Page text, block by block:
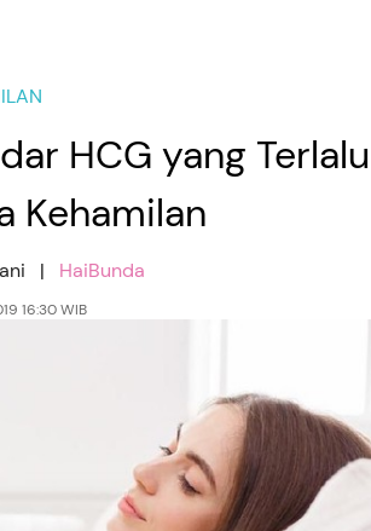
HCG yang Terlalu
Kehamilan
| HaiBunda
16:30 WIB